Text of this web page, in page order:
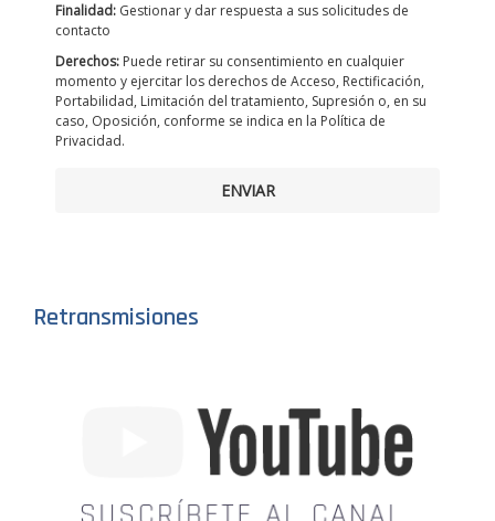
Finalidad: Gestionar y dar respuesta a sus solicitudes de
contacto
Derechos: Puede retirar su consentimiento en cualquier
momento y ejercitar los derechos de Acceso, Rectificación,
Portabilidad, Limitación del tratamiento, Supresión o, en su
caso, Oposición, conforme se indica en la Política de
Privacidad.
ENVIAR
Retransmisiones